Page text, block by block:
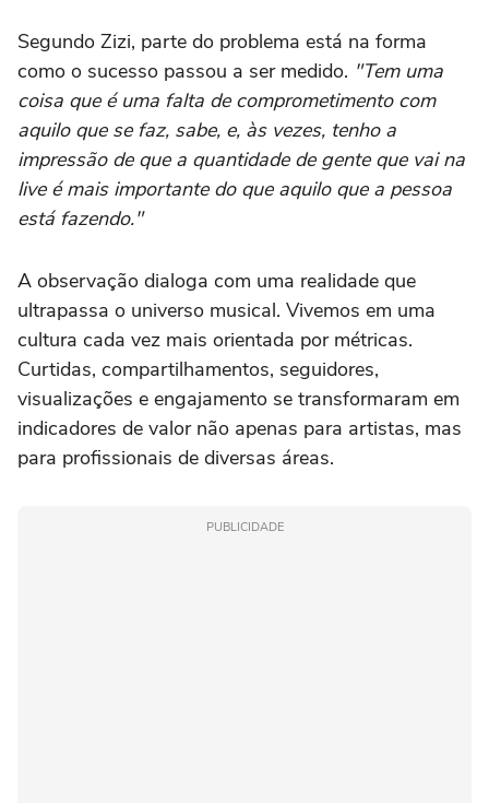
Segundo Zizi, parte do problema está na forma
como o sucesso passou a ser medido. "Tem uma
coisa que é uma falta de comprometimento com
aquilo que se faz, sabe, e, às vezes, tenho a
impressão de que a quantidade de gente que vai na
live é mais importante do que aquilo que a pessoa
está fazendo."
A observação dialoga com uma realidade que
ultrapassa o universo musical. Vivemos em uma
cultura cada vez mais orientada por métricas.
Curtidas, compartilhamentos, seguidores,
visualizações e engajamento se transformaram em
indicadores de valor não apenas para artistas, mas
para profissionais de diversas áreas.
PUBLICIDADE